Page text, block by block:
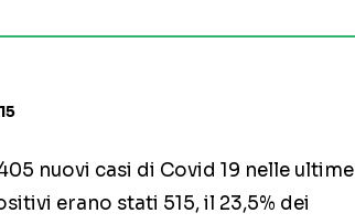
nuovi casi di Covid 19 nelle ultime
erano stati 515, il 23,5% dei